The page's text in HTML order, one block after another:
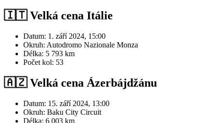
🇮🇹 Velká cena Itálie
Datum: 1. září 2024, 15:00
Okruh: Autodromo Nazionale Monza
Délka: 5 793 km
Počet kol: 53
🇦🇿 Velká cena Ázerbájdžánu
Datum: 15. září 2024, 13:00
Okruh: Baku City Circuit
Délka: 6 003 km